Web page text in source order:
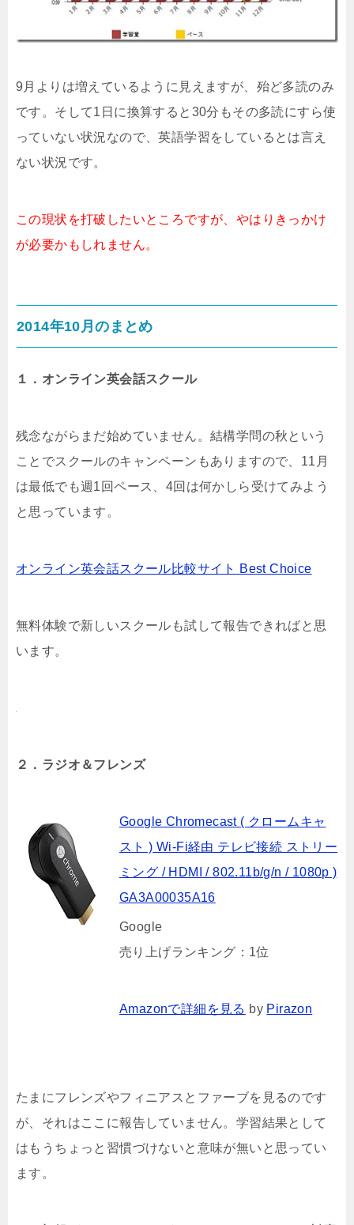
9月よりは増えているように見えますが、殆ど多読のみ
です。そして1日に換算すると30分もその多読にすら使
っていない状況なので、英語学習をしているとは言え
ない状況です。
この現状を打破したいところですが、やはりきっかけ
が必要かもしれません。
2014年10月のまとめ
１．オンライン英会話スクール
残念ながらまだ始めていません。結構学問の秋という
ことでスクールのキャンペーンもありますので、11月
は最低でも週1回ペース、4回は何かしら受けてみよう
と思っています。
オンライン英会話スクール比較サイト Best Choice
無料体験で新しいスクールも試して報告できればと思
います。
２．ラジオ＆フレンズ
Google Chromecast ( クロームキャ
スト ) Wi-Fi経由 テレビ接続 ストリー
ミング / HDMI / 802.11b/g/n / 1080p )
GA3A00035A16
Google
売り上げランキング：1位
Amazonで詳細を見る by Pirazon
たまにフレンズやフィニアスとファーブを見るのです
が、それはここに報告していません。学習結果として
はもうちょっと習慣づけないと意味が無いと思ってい
ます。